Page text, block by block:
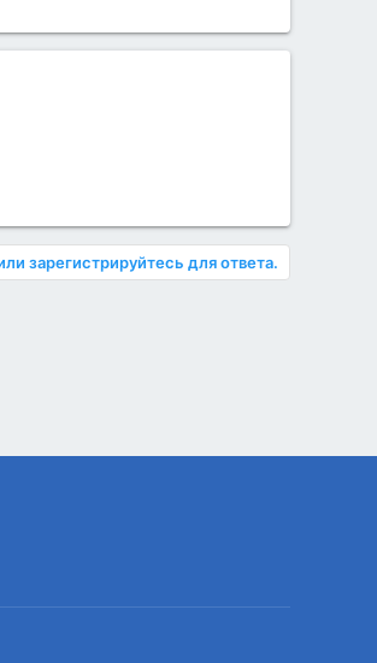
зарегистрируйтесь для ответа.